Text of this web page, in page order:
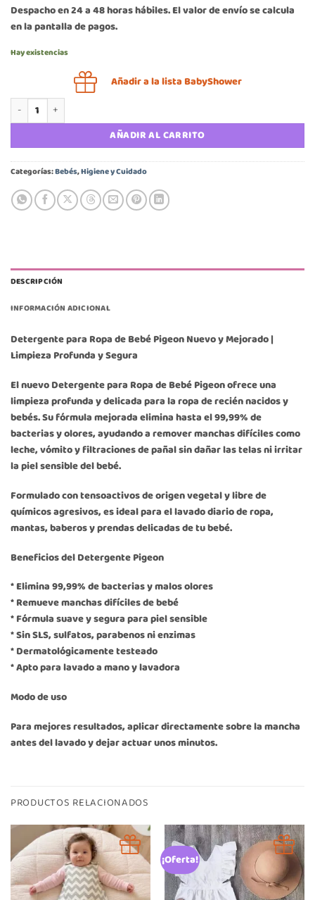
Despacho en 24 a 48 horas hábiles. El valor de envío se calcula
en la pantalla de pagos.
Hay existencias
Añadir a la lista BabyShower
Detergente Pigeon 500 ml cantidad
AÑADIR AL CARRITO
Categorías:Bebés,Higiene y Cuidado
DESCRIPCIÓN
INFORMACIÓN ADICIONAL
Detergente para Ropa de Bebé Pigeon Nuevo y Mejorado |
Limpieza Profunda y Segura
El nuevo Detergente para Ropa de Bebé Pigeon ofrece una
limpieza profunda y delicada para la ropa de recién nacidos y
bebés. Su fórmula mejorada elimina hasta el 99,99% de
bacterias y olores, ayudando a remover manchas difíciles como
leche, vómito y filtraciones de pañal sin dañar las telas ni irritar
la piel sensible del bebé.
Formulado con tensoactivos de origen vegetal y libre de
químicos agresivos, es ideal para el lavado diario de ropa,
mantas, baberos y prendas delicadas de tu bebé.
Beneficios del Detergente Pigeon
* Elimina 99,99% de bacterias y malos olores
* Remueve manchas difíciles de bebé
* Fórmula suave y segura para piel sensible
* Sin SLS, sulfatos, parabenos ni enzimas
* Dermatológicamente testeado
* Apto para lavado a mano y lavadora
Modo de uso
Para mejores resultados, aplicar directamente sobre la mancha
antes del lavado y dejar actuar unos minutos.
PRODUCTOS RELACIONADOS
¡Oferta!